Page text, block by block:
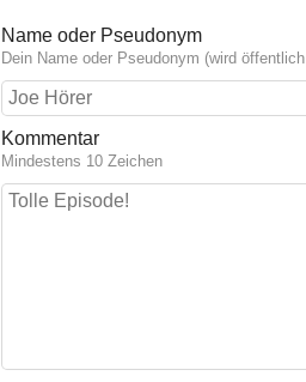
Name oder Pseudonym
Dein Name oder Pseudonym (wird
Kommentar
Mindestens 10 Zeichen